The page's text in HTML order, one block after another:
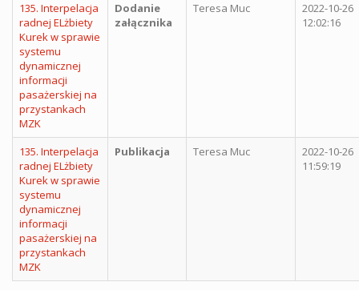
135. Interpelacja
radnej ELżbiety
Kurek w sprawie
systemu
dynamicznej
informacji
pasażerskiej na
przystankach
MZK
Dodanie
załącznika
Teresa Muc
2022-10-26
12:02:16
135. Interpelacja
radnej ELżbiety
Kurek w sprawie
systemu
dynamicznej
informacji
pasażerskiej na
przystankach
MZK
Publikacja Teresa Muc
2022-10-26
11:59:19